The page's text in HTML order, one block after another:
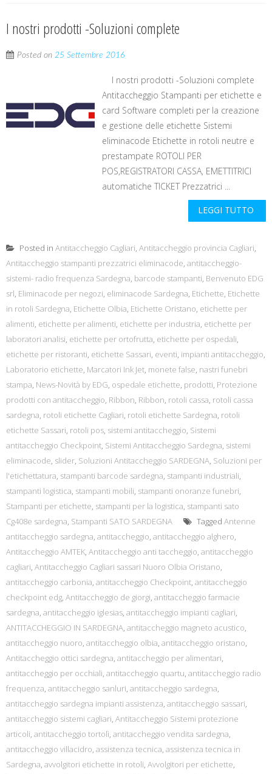
I nostri prodotti -Soluzioni complete
Posted on 25 Settembre 2016
I nostri prodotti -Soluzioni complete
Antitaccheggio Stampanti per etichette e
card Software completi per la creazione
e gestione delle etichette Sistemi
eliminacode Etichette in rotoli neutre e
prestampate ROTOLI PER
POS,REGISTRATORI CASSA, EMETTITRICI
automatiche TICKET Prezzatrici ...
LEGGI TUTTO
Posted in Antitaccheggio Cagliari, Antitaccheggio provincia Cagliari,
Antitaccheggio stampanti prezzatrici eliminacode, antitaccheggio-
sistemi- radio frequenza Sardegna, barcode stampanti, Benvenuto EDG
srl, Eliminacode per negozi, eliminacode Sardegna, Etichette, Etichette
in rotoli Sardegna, Etichette Olbia, Etichette Oristano, etichette per
alimenti, etichette per alimenti, etichette per industria, etichette per
laboratori analisi, etichette per ortofrutta, etichette per ospedali,
etichette per ristoranti, etichette Sassari, eventi, impianti antitaccheggio,
Laboratorio etichette, Marcatori Ink Jet, monete false, nastri funebri
stampa, News-Novità by EDG, ospedale etichette, prodotti, Protezione
prodotti con antitaccheggio, Ribbon, Ribbon, rotoli cassa, rotoli cassa
sardegna, rotoli etichette Cagliari, rotoli etichette Sardegna, rotoli
etichette Sassari, rotoli pos, sistemi antitaccheggio, Sistemi
antitaccheggio Checkpoint, Sistemi Antitaccheggio Sardegna, sistemi
eliminacode, slider, Soluzioni Antitaccheggio SARDEGNA, Soluzioni per
l'etichettatura, stampanti barcode sardegna, stampanti industriali,
stampanti logistica, stampanti mobili, stampanti onoranze funebri,
Stampanti per etichette, stampanti per la logistica, stampanti sato
Cg408e sardegna, Stampanti SATO SARDEGNA Tagged Antenne
antitaccheggio sardegna, antitaccheggio, antitaccheggio alghero,
Antitaccheggio AMTEK, Antitaccheggio anti taccheggio, antitaccheggio
cagliari, Antitaccheggio Cagliari sassari Nuoro Olbia Oristano,
antitaccheggio carbonia, antitaccheggio Checkpoint, antitaccheggio
checkpoint edg, Antitaccheggio de giorgi, antitaccheggio farmacie
sardegna, antitaccheggio iglesias, antitaccheggio impianti cagliari,
ANTITACCHEGGIO IN SARDEGNA, antitaccheggio magneto acustico,
antitaccheggio nuoro, antitaccheggio olbia, antitaccheggio oristano,
Antitaccheggio ottici sardegna, antitaccheggio per alimentari,
antitaccheggio per occhiali, antitaccheggio quartu, antitaccheggio radio
frequenza, antitaccheggio sanluri, antitaccheggio sardegna,
antitaccheggio sardegna impianti assistenza, antitaccheggio sassari,
antitaccheggio sistemi cagliari, Antitaccheggio Sistemi protezione
articoli, antitaccheggio tortolì, antitaccheggio vendita sardegna,
antitaccheggio villacidro, assistenza tecnica, assistenza tecnica in
Sardegna, avvolgitori etichette in rotoli, Avvolgitori per etichette,